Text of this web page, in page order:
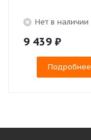
Нет в наличии
9 439 ₽
Подробнее